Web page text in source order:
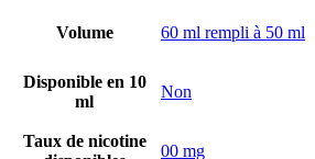
Volume 60 ml rempli à 50 ml
Disponible en 10
ml
Non
Taux de nicotine
00 mg